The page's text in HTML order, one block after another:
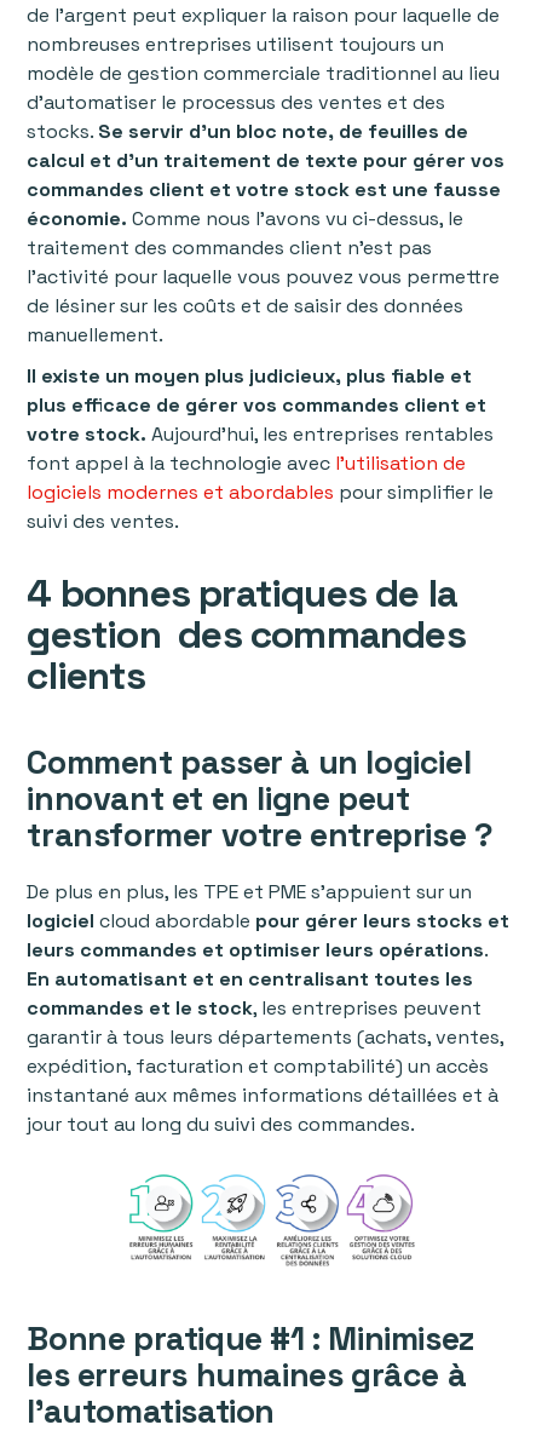
de l'argent peut expliquer la raison pour laquelle de
nombreuses entreprises utilisent toujours un
modèle de gestion commerciale traditionnel au lieu
d'automatiser le processus des ventes et des
stocks. Se servir d’un bloc note, de feuilles de
calcul et d’un traitement de texte pour gérer vos
commandes client et votre stock est une fausse
économie. Comme nous l'avons vu ci-dessus, le
traitement des commandes client n'est pas
l’activité pour laquelle vous pouvez vous permettre
de lésiner sur les coûts et de saisir des données
manuellement.
Il existe un moyen plus judicieux, plus fiable et
plus efficace de gérer vos commandes client et
votre stock.Aujourd'hui, les entreprises rentables
font appel à la technologie avec l’utilisation de
logiciels modernes et abordables pour simplifier le
suivi des ventes.
4 bonnes pratiques de la
gestion des commandes
clients
Comment passer à un logiciel
innovant et en ligne peut
transformer votre entreprise ?
De plus en plus, les TPE et PME s'appuient sur un
logicielcloud abordable pour gérer leurs stocks et
leurs commandes et optimiser leurs opérations.
En automatisant et en centralisant toutes les
commandes et le stock, les entreprises peuvent
garantir à tous leurs départements (achats, ventes,
expédition, facturation et comptabilité) un accès
instantané aux mêmes informations détaillées et à
jour tout au long du suivi des commandes.
Bonne pratique #1 : Minimisez
les erreurs humaines grâce à
l'automatisation